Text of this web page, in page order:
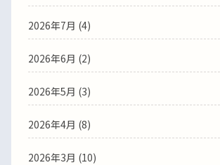
2026年7月 (4)
2026年6月 (2)
2026年5月 (3)
2026年4月 (8)
2026年3月 (10)